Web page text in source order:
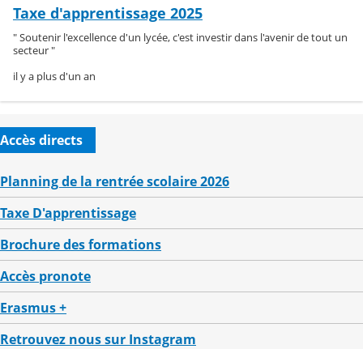
Taxe d'apprentissage 2025
" Soutenir l'excellence d'un lycée, c'est investir dans l'avenir de tout un
secteur "
il y a plus d'un an
Accès directs
Planning de la rentrée scolaire 2026
Taxe D'apprentissage
Brochure des formations
Accès pronote
Erasmus +
Retrouvez nous sur Instagram